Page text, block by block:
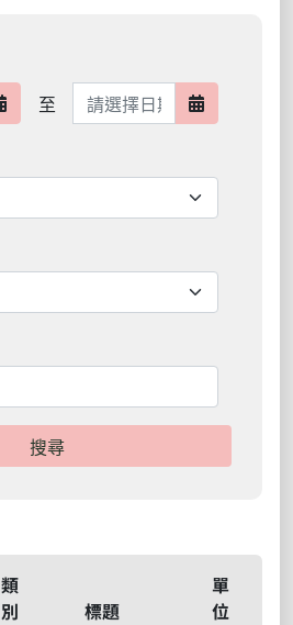
日期範圍開始
至 日期範圍結束 日期範圍
類
別
標題
單
位